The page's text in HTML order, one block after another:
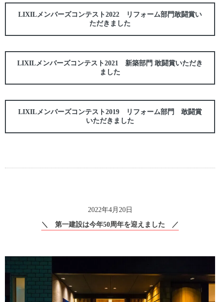
LIXILメンバーズコンテスト2022 リフォーム部門敢闘賞い
ただきました
LIXILメンバーズコンテスト2021 新築部門 敢闘賞いただき
ました
LIXILメンバーズコンテスト2019 リフォーム部門 敢闘賞
いただきました
2022年4月20日
＼ 第一建設は今年50周年を迎えました ／